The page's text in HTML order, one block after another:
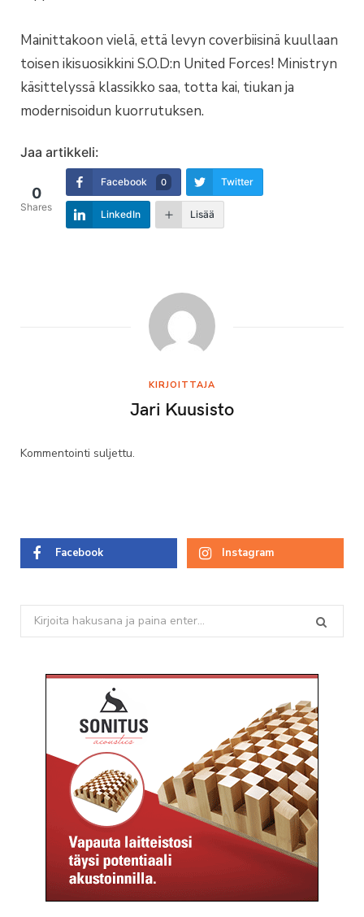
Mainittakoon vielä, että levyn coverbiisinä kuullaan
toisen ikisuosikkini S.O.D:n United Forces! Ministryn
käsittelyssä klassikko saa, totta kai, tiukan ja
modernisoidun kuorrutuksen.
Jaa artikkeli:
0
Shares
Facebook 0 Twitter
LinkedIn Lisää
KIRJOITTAJA
Jari Kuusisto
Kommentointi suljettu.
Facebook Instagram
Search
for: